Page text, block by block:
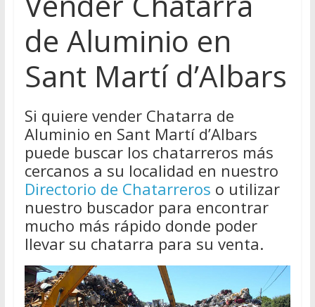
de Aluminio en
Sant Martí d’Albars
Si quiere vender Chatarra de
Aluminio en Sant Martí d’Albars
puede buscar los chatarreros más
cercanos a su localidad en nuestro
Directorio de Chatarreros o utilizar
nuestro buscador para encontrar
mucho más rápido donde poder
llevar su chatarra para su venta.